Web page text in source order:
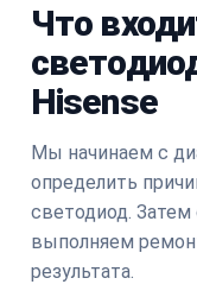
Что
Hisense
Мы начинаем с
определить
светодиод. Затем
выполняем
результата.